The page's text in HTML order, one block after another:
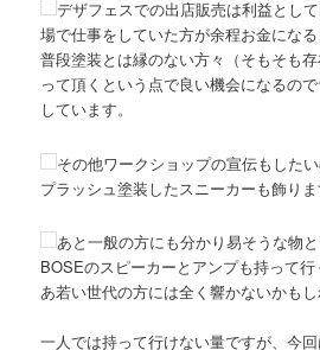
デザフェスでの出店販売は利益とし
場で仕事をしていた方が余程お金になる
普段塗装とは縁のない方々（そもそも
って頂くという点で良い機会になるの
しています。
その他ワークショップの宣伝もした
プラッシュ塗装したスニーカーも飾りま
あと一般の方にも分かり易そうな物と
BOSEのスピーカーとアンプも持って
あ若い世代の方には全く響かないかもし
一人では持って行けない量ですが、今